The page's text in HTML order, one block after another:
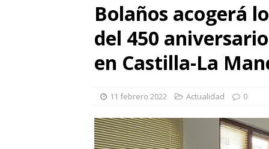
[ 5 agosto 2026 ]
aficionados al
DEPORTES
deporte el verano
doblones y
Bolaños acogerá
del 450
en Castilla-La
11 febrero 2022 Actualidad 0